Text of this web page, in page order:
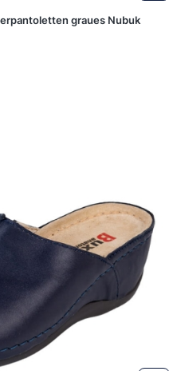
graues Nubuk